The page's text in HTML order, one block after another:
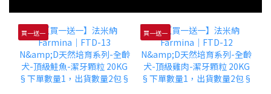
買一送一 買一送一